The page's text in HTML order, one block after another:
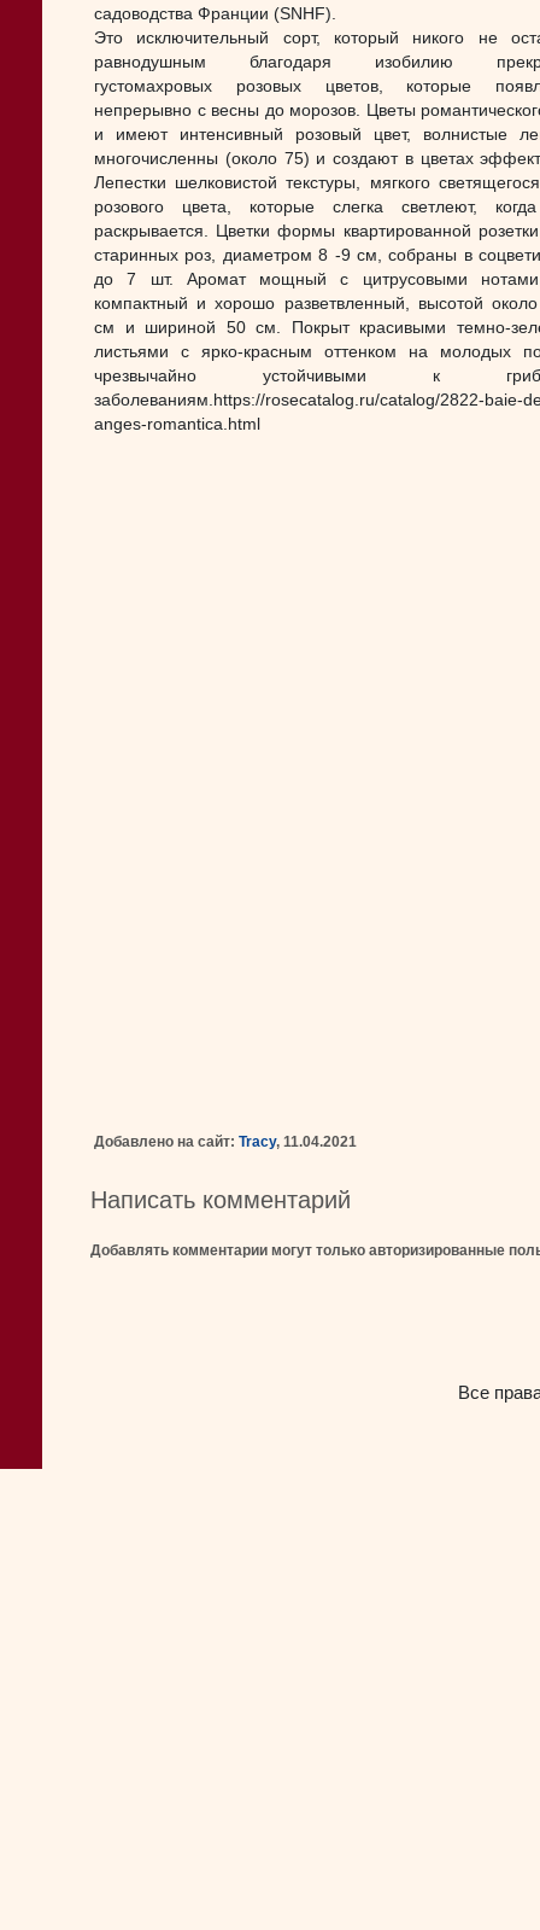
садоводства Франции (SNHF).
Это исключительный сорт, который никого не
равнодушным благодаря изобилию
густомахровых розовых цветов, которые
непрерывно с весны до морозов. Цветы
и имеют интенсивный розовый цвет, волнистые
многочисленны (около 75) и создают в цветах
Лепестки шелковистой текстуры, мягкого
розового цвета, которые слегка светлеют,
раскрывается. Цветки формы квартированной
старинных роз, диаметром 8 -9 см, собраны в
до 7 шт. Аромат мощный с цитрусовыми
компактный и хорошо разветвленный, высотой
см и шириной 50 см. Покрыт красивыми темно-
листьями с ярко-красным оттенком на молодых
чрезвычайно устойчивыми к
заболеваниям.https://rosecatalog.ru/catalog/2822-baie-
anges-romantica.html
Добавлено на сайт: Tracy, 11.04.2021
Написать комментарий
Добавлять комментарии могут только авторизированные
Все